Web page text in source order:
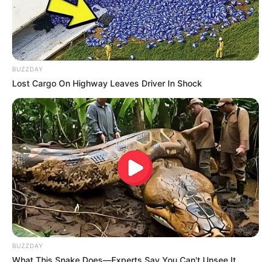
BUZZDAY
Lost Cargo On Highway Leaves Driver In Shock
BUZZDAY
What This Snake Does—Experts Say You Can't Unsee It